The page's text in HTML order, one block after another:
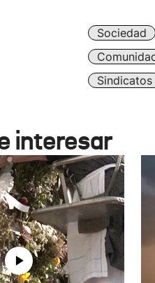
Sociedad
Sindicatos
interesar